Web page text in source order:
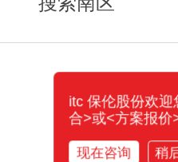
itc 保伦股份欢
合>或<方案报价
现在咨询 稍